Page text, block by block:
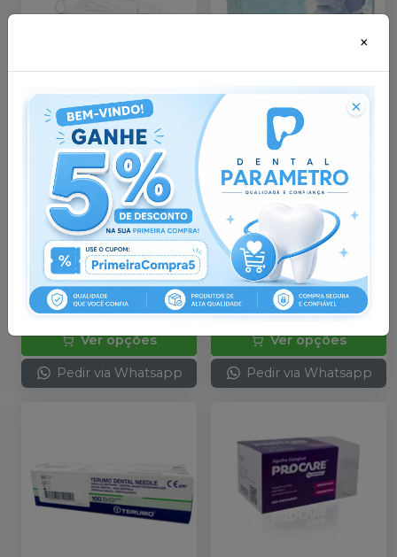
Máscara Descartável
com Elástico Tripla
FAVA
Embalagem com 50
unidades.
a partir de
R$ 18,99 noPix
ouR$ 19,99nas demais
condições
Qtd:
Ver opções
Pedir via Whatsapp
Máscara Descartável
Cirúrgica Descartável
Com Tiras-
Embalagem com 50
unidades.
R$ 46,77
Pix
ou R$ 49,23
nas demais
condições
Ver opções
Pedir via Whatsapp
×